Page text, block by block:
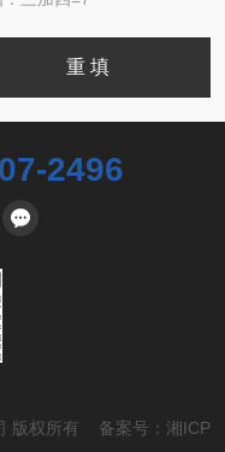
2496
版权所有 备案号： 湘ICP